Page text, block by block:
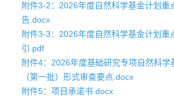
附件3-2：2026年度自然科学基金计划重
告.docx
附件3-3：2026年度自然科学基金计划重
引.pdf
附件4：2026年度基础研究专项自然科学
（第一批）形式审查要点.docx
附件5：项目承诺书.docx